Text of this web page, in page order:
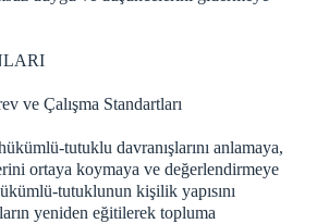
ve Çalışma Standartları
tutuklu davranışlarını anlamaya,
ortaya koymaya ve değerlendirmeye
tutuklunun kişilik yapısını
yeniden eğitilerek topluma